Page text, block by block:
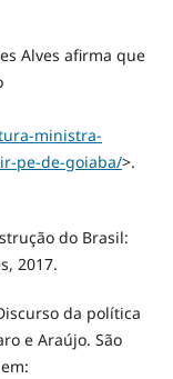
Alves afirma que
ministra-
pe-de-goiaba/>.
do Brasil:
2017.
da política
e Araújo. São